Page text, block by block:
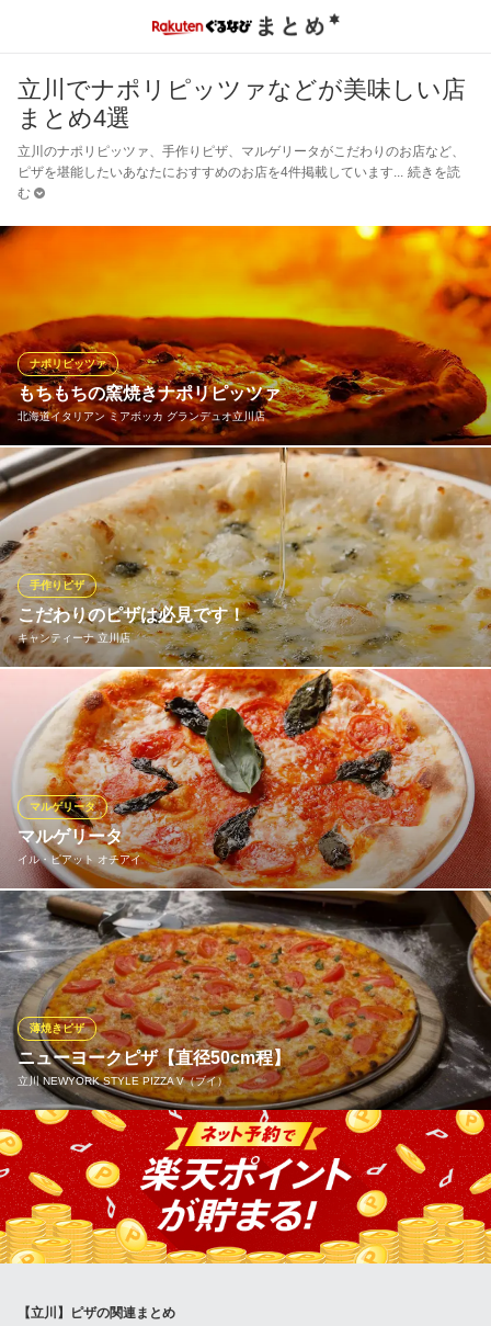
立川でナポリピッツァなどが美味しい店
まとめ4選
立川のナポリピッツァ、手作りピザ、マルゲリータがこだわりのお店など、
ピザを堪能したいあなたにおすすめのお店を4件掲載しています
続きを読
む
もちもちの窯焼きナポリピッツァ
北海道イタリアン ミアボッカ グランデュオ立川店
ナポリピッツァ
ご注文を頂いてから生地をのばし、高温の窯で一気に焼き上げる
自慢のナポリピッツァ。表面はカリッ！中はふっくらモチモチの
食感に仕上げます。焼きたての美味しさをぜひお楽しみくださ
い。
北海道イタリアン ミアボッカ グランデュオ立川店
窯焼ナポリピッツァ
ＪＲ立川駅 徒歩1分
東京都立川市柴崎町3-2-1 グランデュオ立川7F
こだわりのピザは必見です！
キャンティーナ 立川店
手作りピザ
美味しいお料理とお酒が楽しめる店『キャンティーナ』なんとい
っても当店自慢「ピザ」は必見！一番人気のクワトロフォルマッ
ジョは厚い生地にたっぷりのチーズで蜂蜜をかけて食べる
と、、、。
キャンティーナ 立川店
立川で話題の新店
ＪＲ立川駅北口 徒歩1分
東京都立川市曙町2-6-7 尾崎ビルB1
マルゲリータ
イル・ピアット オチアイ
マルゲリータ
サクサクの自家製生地と自家製トマトソース・モッツァレラチー
ズ・バジリコのピッツァです。ピッツァの生地に全粒粉を使い、
食物繊維・鉄分・ビタミンＢ1を多く含む小麦の味わい風味をプラ
スしました。更に美味しくなりました！
イル・ピアット オチアイ
イタリア料理
西武拝島線玉川上水駅 徒歩1分
東京都立川市柏町4-63-8
ニューヨークピザ【直径50cm程】
立川 NEWYORK STYLE PIZZA V（ブイ）
薄焼きピザ
ニューヨークスタイルのピザをご用意しております。定番のペパ
ロニ、バジルシュリンプ、 マルゲリータ、マッシュルーム等8種
類 pie (直径50cm)もしくはslice (カット)１枚から購入可 【テイ
クアウトもご利用ください！！】
ＪＲ立川駅 徒歩4分
【立川】ピザの関連まとめ